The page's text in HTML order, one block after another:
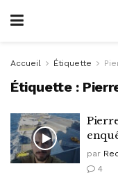
Accueil Étiquette
Étiquette :
par
4